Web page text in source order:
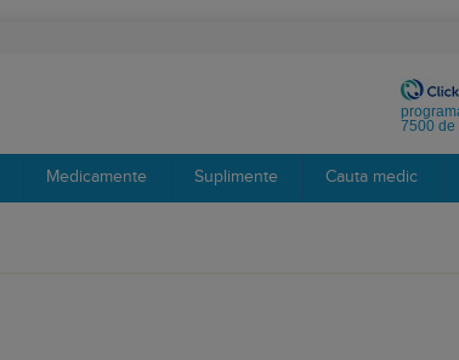
7500 de
Medicamente Suplimente Cauta medic